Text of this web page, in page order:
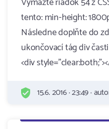
tento: min-height:
Následne doplňte do
ukončovací tág div
<div
15.6. 2016 · 23:49 ·